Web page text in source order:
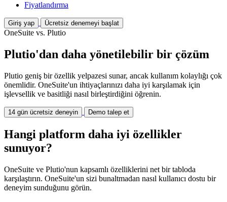
Fiyatlandırma
Giriş yap Ücretsiz denemeyi başlat
OneSuite vs. Plutio
Plutio'dan daha yönetilebilir bir çözüm
Plutio geniş bir özellik yelpazesi sunar, ancak kullanım kolaylığı çok
önemlidir. OneSuite'un ihtiyaçlarınızı daha iyi karşılamak için
işlevsellik ve basitliği nasıl birleştirdiğini öğrenin.
14 gün ücretsiz deneyin Demo talep et
Hangi platform daha iyi özellikler
sunuyor?
OneSuite ve Plutio'nun kapsamlı özelliklerini net bir tabloda
karşılaştırın. OneSuite'un sizi bunaltmadan nasıl kullanıcı dostu bir
deneyim sunduğunu görün.